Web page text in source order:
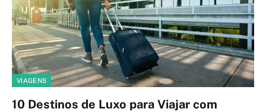
VIAGENS
10 Destinos de Luxo para Viajar com